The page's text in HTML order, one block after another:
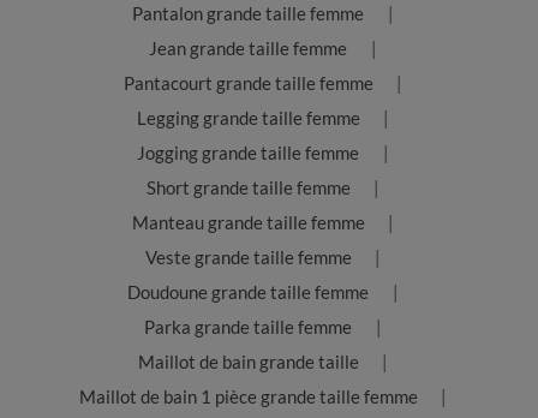
Pantalon grande taille femme
Jean grande taille femme
Pantacourt grande taille femme
Legging grande taille femme
Jogging grande taille femme
Short grande taille femme
Manteau grande taille femme
Veste grande taille femme
Doudoune grande taille femme
Parka grande taille femme
Maillot de bain grande taille
Maillot de bain 1 pièce grande taille femme